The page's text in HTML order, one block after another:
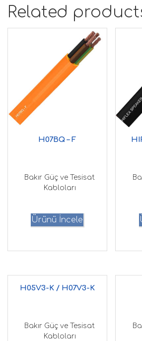
Related
H07BQ – F
Bakır Güç ve Tesisat
Kabloları
Ürünü İncele
H05V3-K / H07V3-K
Bakır Güç ve Tesisat
Kabloları